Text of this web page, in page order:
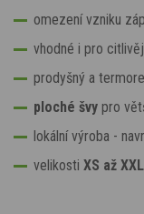
omezení vzniku
vhodné i pro
prodyšný a
ploché švy pro
lokální výroba -
velikosti XS až XXL